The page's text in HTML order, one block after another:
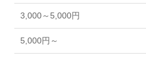
3,000～5,000円
5,000円～